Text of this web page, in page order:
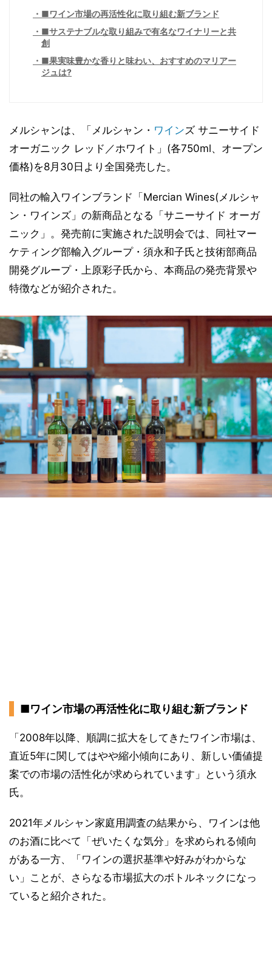
■ワイン市場の再活性化に取り組む新ブランド
■サステナブルな取り組みで有名なワイナリーと共
創
■果実味豊かな香りと味わい、おすすめのマリアー
ジュは?
メルシャンは、「メルシャン・ ワインズ サニーサイド
オーガニック レッド／ホワイト」(各750ml、オープン
価格)を8月30日より全国発売した。
同社の輸入ワインブランド「Mercian Wines(メルシャ
ン・ワインズ」の新商品となる「サニーサイド オーガ
ニック」。発売前に実施された説明会では、同社マー
ケティング部輸入グループ・須永和子氏と技術部商品
開発グループ・上原彩子氏から、本商品の発売背景や
特徴などが紹介された。
■ワイン市場の再活性化に取り組む新ブランド
「2008年以降、順調に拡大をしてきたワイン市場は、
直近5年に関してはやや縮小傾向にあり、新しい価値提
案での市場の活性化が求められています」という須永
氏。
2021年メルシャン家庭用調査の結果から、ワインは他
のお酒に比べて「ぜいたくな気分」を求められる傾向
がある一方、「ワインの選択基準や好みがわからな
い」ことが、さらなる市場拡大のボトルネックになっ
ていると紹介された。